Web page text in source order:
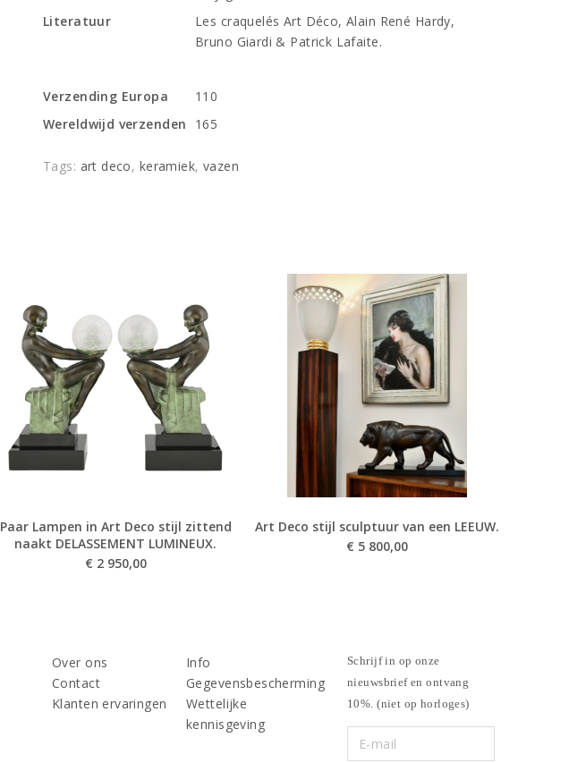
Literatuur
Les craquelés Art Déco, Alain René Hardy,
Bruno Giardi & Patrick Lafaite.
Verzending Europa
110
Wereldwijd verzenden
165
Tags: art deco, keramiek, vazen
Paar Lampen in Art Deco stijl zittend
naakt DELASSEMENT LUMINEUX.
€ 2 950,00
Art Deco stijl sculptuur van een LEEUW.
€ 5 800,00
Over ons
Contact
Klanten ervaringen
Info
Gegevensbescherming
Wettelijke
kennisgeving
Schrijf in op onze
nieuwsbrief en ontvang
10%. (niet op horloges)